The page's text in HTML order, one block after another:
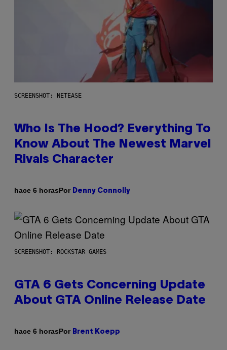
SCREENSHOT: NETEASE
Who Is The Hood? Everything To
Know About The Newest Marvel
Rivals Character
hace 6 horasPor Denny Connolly
SCREENSHOT: ROCKSTAR GAMES
GTA 6 Gets Concerning Update
About GTA Online Release Date
hace 6 horasPor Brent Koepp